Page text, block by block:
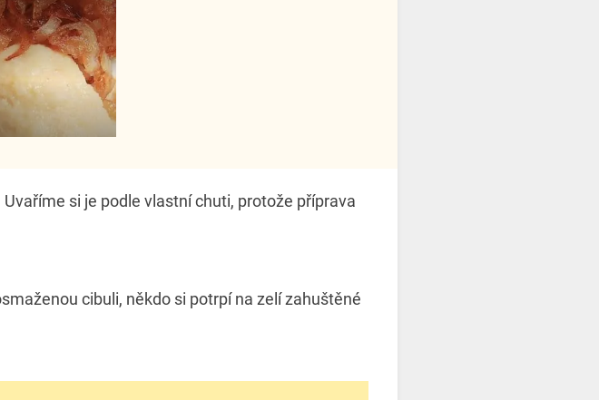
si je podle vlastní chuti, protože příprava
cibuli, někdo si potrpí na zelí zahuštěné